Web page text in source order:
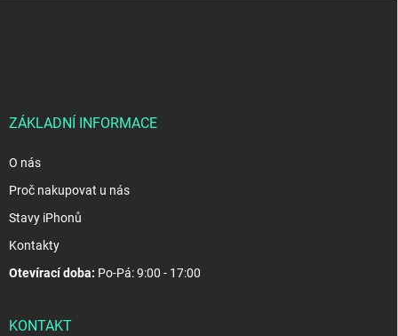
ZÁKLADNÍ INFORMACE
O nás
Proč nakupovat u nás
Stavy iPhonů
Kontakty
Otevírací doba: Po-Pá: 9:00 - 17:00
KONTAKT